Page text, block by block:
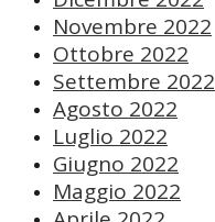
Novembre 2022
Ottobre 2022
Settembre 2022
Agosto 2022
Luglio 2022
Giugno 2022
Maggio 2022